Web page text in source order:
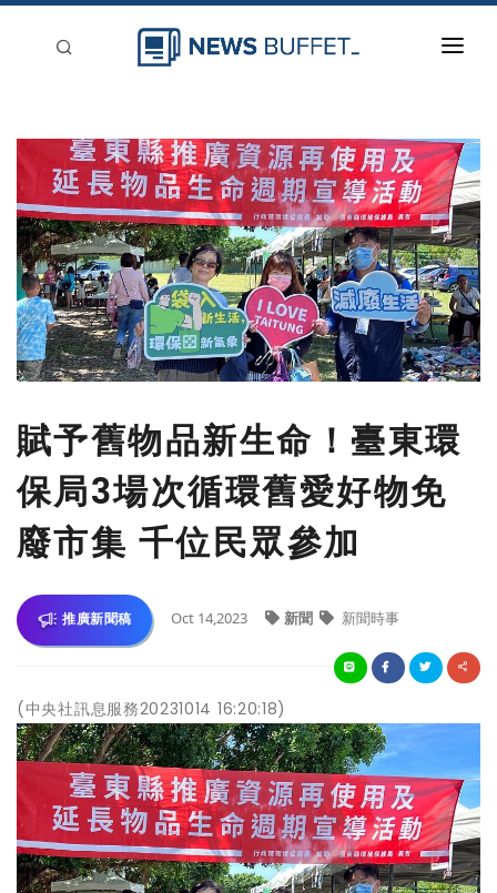
新聞稿分類
登入
刊登
賦予舊物品新生命！臺東環
保局3場次循環舊愛好物免
廢市集 千位民眾參加
推廣新聞稿 Oct 14,2023 新聞 新聞時事
(中央社訊息服務20231014 16:20:18)